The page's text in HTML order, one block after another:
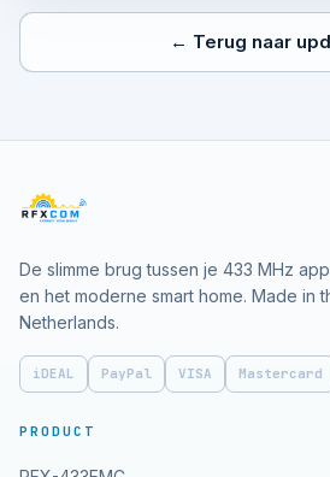
← Terug naar
De slimme brug tussen je 433 MHz
en het moderne smart home. Made in
Netherlands.
iDEAL PayPal VISA Mastercard
PRODUCT